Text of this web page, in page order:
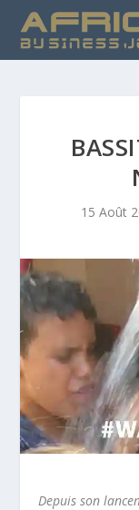
15 Août
Depuis son